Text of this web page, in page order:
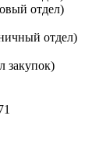
отдел)
отдел)
закупок)